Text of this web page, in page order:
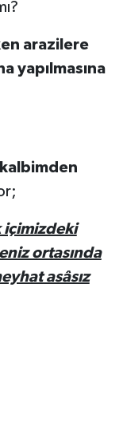
arazilere
yapılmasına
içimizdeki
ortasında
asâsız